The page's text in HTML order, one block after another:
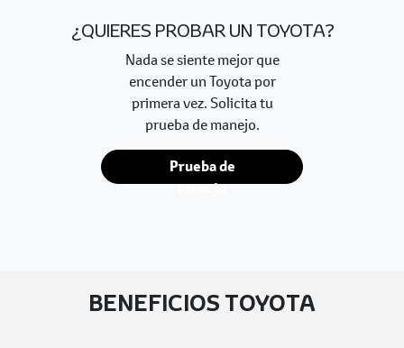
¿QUIERES PROBAR UN TOYOTA?
Nada se siente mejor que
encender un Toyota por
primera vez. Solicita tu
prueba de manejo.
Prueba de
manejo
BENEFICIOS TOYOTA